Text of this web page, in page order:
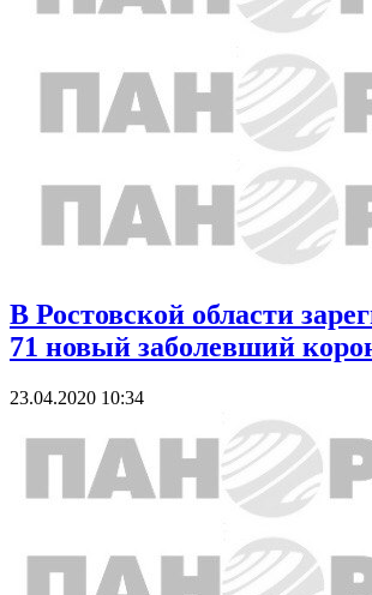
В Ростовской области
71 новый заболевший
23.04.2020 10:34